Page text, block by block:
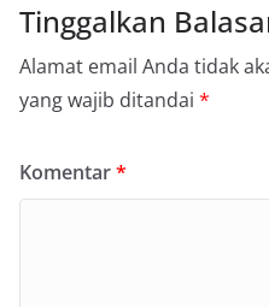
Tinggalkan
Alamat email Anda tidak
yang wajib ditandai *
Komentar*